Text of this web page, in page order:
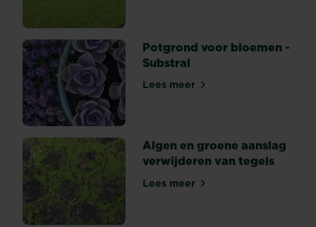
of
verdikkingen
op
het
blad,
met
een
kleur...
Potgrond voor bloemen -
Substral
Lees meerPotgrond voor bloemen -
Algen en groene aanslag
verwijderen van tegels
Lees meerAlgen en groene aanslag